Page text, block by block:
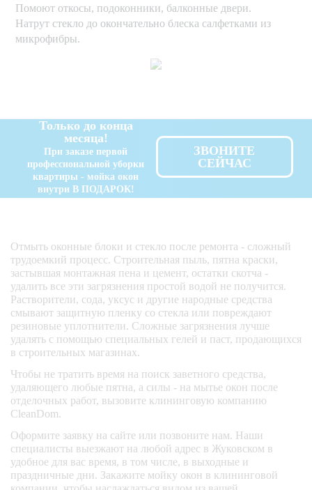
Помоют откосы, подоконники, балконные двери.
Натрут стекло до окончательно блеска салфетками из
микрофибры.
Только до конца
месяца!
При заказе первой
профессиональной уборки
квартиры - мойка окон
внутри В ПОДАРОК!
ЗВОНИТЕ
СЕЙЧАС
Отмыть оконные блоки и стекло после ремонта - сложный
трудоемкий процесс. Строительная пыль, пятна краски,
застывшая монтажная пена и цемент, остатки скотча -
удалить все эти загрязнения простой водой не получится.
Растворители, сода, уксус и другие народные средства
смывают защитную пленку со стекла или повреждают
резиновые уплотнители. Сложные загрязнения лучше
удалять с помощью специальных гелей и паст, продающихся
в строительных магазинах.
Чтобы не тратить время на поиск заветного средства,
удаляющего любые пятна, а силы - на мытье окон после
отделочных работ, вызовите клининговую компанию
CleanDom.
Оформите заявку на сайте или позвоните нам. Наши
специалисты выезжают на любой адрес в Жуковском в
удобное для вас время, в том числе, в выходные и
праздничные дни. Закажите мойку окон в клининговой